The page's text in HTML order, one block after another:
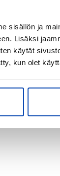
sisällön ja
Lisäksi
käytät
kun olet